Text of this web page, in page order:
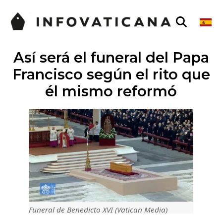
Así será el funeral del Papa
Francisco según el rito que
él mismo reformó
Funeral de Benedicto XVI (Vatican Media)